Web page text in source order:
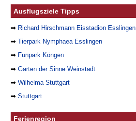
Ausflugsziele Tipps
➡ Richard Hirschmann Eisstadion Esslingen
➡Tierpark Nymphaea Esslingen
➡ Funpark Köngen
➡Garten der Sinne Weinstadt
➡Wilhelma Stuttgart
➡Stuttgart
Ferienregion